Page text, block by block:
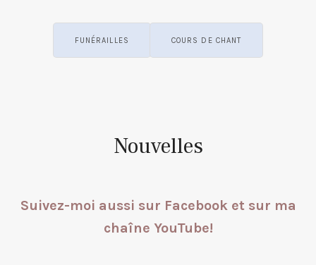
FUNÉRAILLES COURS DE CHANT
Nouvelles
Suivez-moi aussi sur Facebook et sur ma
chaîne YouTube!